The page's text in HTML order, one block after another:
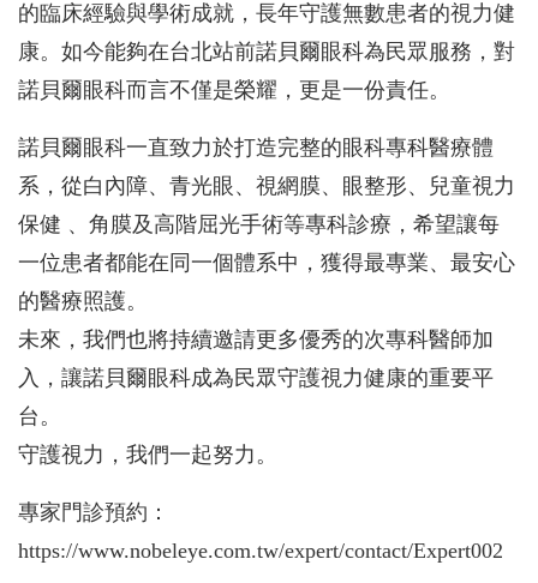
的臨床經驗與學術成就，長年守護無數患者的視力健
康。如今能夠在台北站前諾貝爾眼科為民眾服務，對
諾貝爾眼科而言不僅是榮耀，更是一份責任。
諾貝爾眼科一直致力於打造完整的眼科專科醫療體
系，從白內障、青光眼、視網膜、眼整形、兒童視力
保健 、角膜及高階屈光手術等專科診療，希望讓每
一位患者都能在同一個體系中，獲得最專業、最安心
的醫療照護。
未來，我們也將持續邀請更多優秀的次專科醫師加
入，讓諾貝爾眼科成為民眾守護視力健康的重要平
台。
守護視力，我們一起努力。
專家門診預約：
https://www.nobeleye.com.tw/expert/contact/Expert002